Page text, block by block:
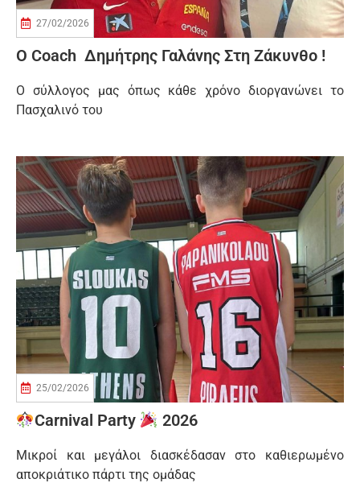
27/02/2026
Ο Coach Δημήτρης Γαλάνης Στη Ζάκυνθο !
Ο σύλλογος μας όπως κάθε χρόνο διοργανώνει το
Πασχαλινό του
25/02/2026
Carnival Party 2026
Μικροί και μεγάλοι διασκέδασαν στο καθιερωμένο
αποκριάτικο πάρτι της ομάδας